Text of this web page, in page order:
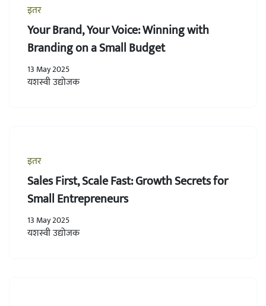
इतर
Your Brand, Your Voice: Winning with
Branding on a Small Budget
13 May 2025
यशस्वी उद्योजक
इतर
Sales First, Scale Fast: Growth Secrets for
Small Entrepreneurs
13 May 2025
यशस्वी उद्योजक